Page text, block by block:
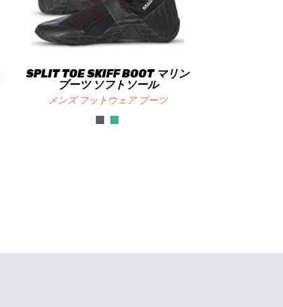
SPLIT TOE SKIFF BOOT マリン
ブーツ ソフトソール
メンズ フットウェア ブーツ